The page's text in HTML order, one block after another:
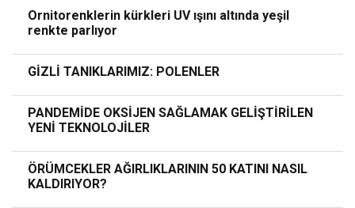
Ornitorenklerin kürkleri UV ışını altında yeşil
renkte parlıyor
GİZLİ TANIKLARIMIZ: POLENLER
PANDEMİDE OKSİJEN SAĞLAMAK GELİŞTİRİLEN
YENİ TEKNOLOJİLER
ÖRÜMCEKLER AĞIRLIKLARININ 50 KATINI NASIL
KALDIRIYOR?